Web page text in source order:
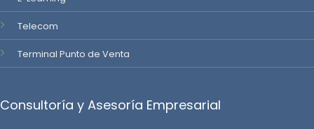
Telecom
Terminal Punto de Venta
Consultoría y Asesoría Empresarial